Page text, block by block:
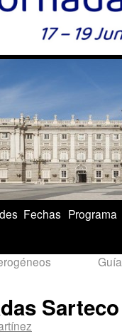
Fechas Programa